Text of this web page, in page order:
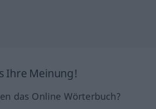
Ihre Meinung!
das Online Wörterbuch?